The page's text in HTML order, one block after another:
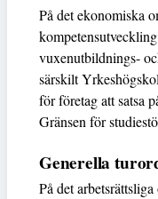
På det ekonomiska
vuxenutbildnings-
särskilt
för företag att satsa
Gränsen för
Generella
På det